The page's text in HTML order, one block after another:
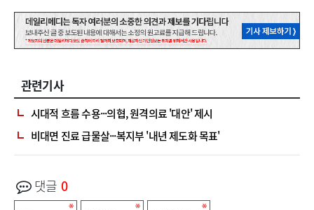
관련기사
시대적 흐름 수용···의협, 원격의료 '대안' 제시
비대면 진료 급물살···복지부 '내년 제도화 목표'
댓글 0